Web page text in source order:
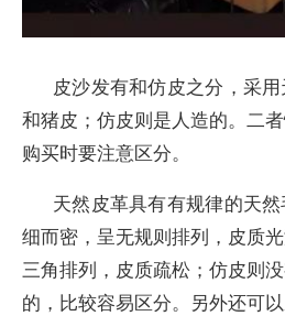
皮沙发有和仿皮之分，采
和猪皮；仿皮则是人造的。二
购买时要注意区分。
天然皮革具有有规律的天
细而密，呈无规则排列，皮质
三角排列，皮质疏松；仿皮则
的，比较容易区分。另外还可